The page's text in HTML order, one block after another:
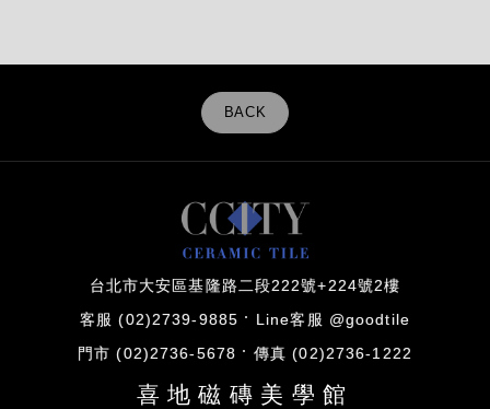
BACK
台北市大安區基隆路二段222號+224號2樓
客服 (02)2739-9885 Line客服 @goodtile
門市 (02)2736-5678 傳真 (02)2736-1222
喜地磁磚美學館